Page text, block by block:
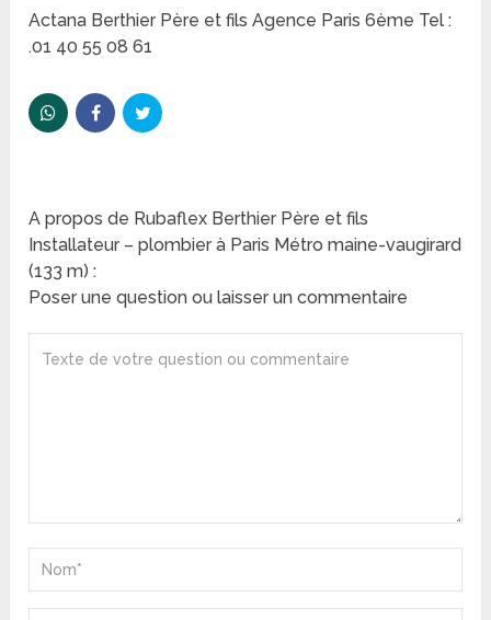
Actana Berthier Père et fils Agence Paris 6ème Tel :
.01 40 55 08 61
A propos de Rubaflex Berthier Père et fils
Installateur – plombier à Paris Métro maine-vaugirard
(133 m) :
Poser une question ou laisser un commentaire